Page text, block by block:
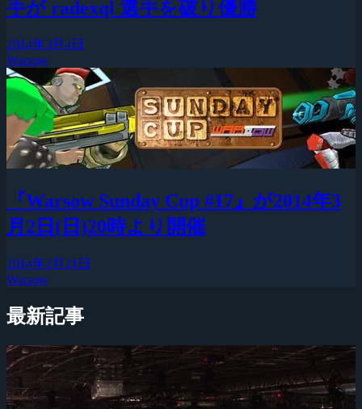
手が radexql 選手を破り優勝
2014年3月4日
Warsow
『Warsow Sunday Cup #17』が2014年3
月2日(日)20時より開催
2014年2月21日
Warsow
最新記事